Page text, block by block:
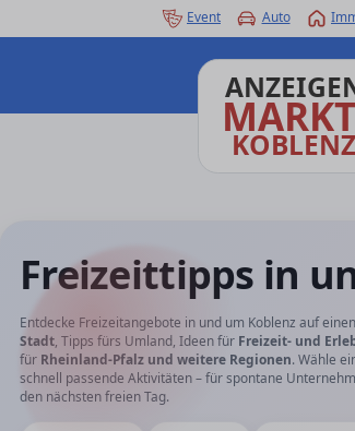
Event Auto
KOBLENZ
Freizeittipps in
Entdecke Freizeitangebote in und um Koblenz auf
Stadt , Tipps fürs Umland, Ideen für Freizeit- und
für Rheinland-Pfalz und weitere Regionen. Wähle
schnell passende Aktivitäten – für spontane
den nächsten freien Tag.